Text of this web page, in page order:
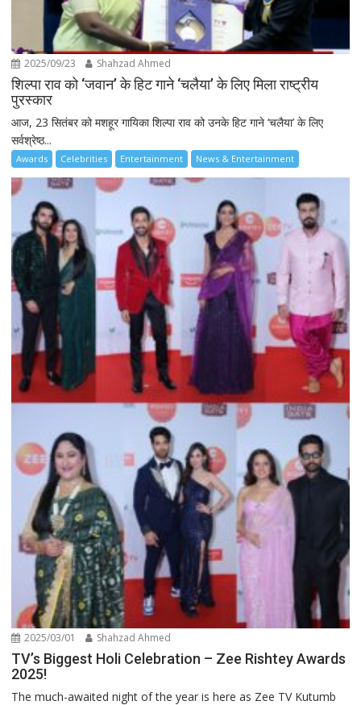
2025/09/23 Shahzad Ahmed
शिल्पा राव को ‘जवान’ के हिट गाने ‘चलैया’ के लिए मिला राष्ट्रीय
पुरस्कार
आज, 23 सितंबर को मशहूर गायिका शिल्पा राव को उनके हिट गाने ‘चलैया’ के लिए
सर्वश्रेष्ठ...
Awards Celebrities Entertainment News & Entertainment
2025/03/01 Shahzad Ahmed
TV’s Biggest Holi Celebration – Zee Rishtey Awards
2025!
The much-awaited night of the year is here as Zee TV Kutumb